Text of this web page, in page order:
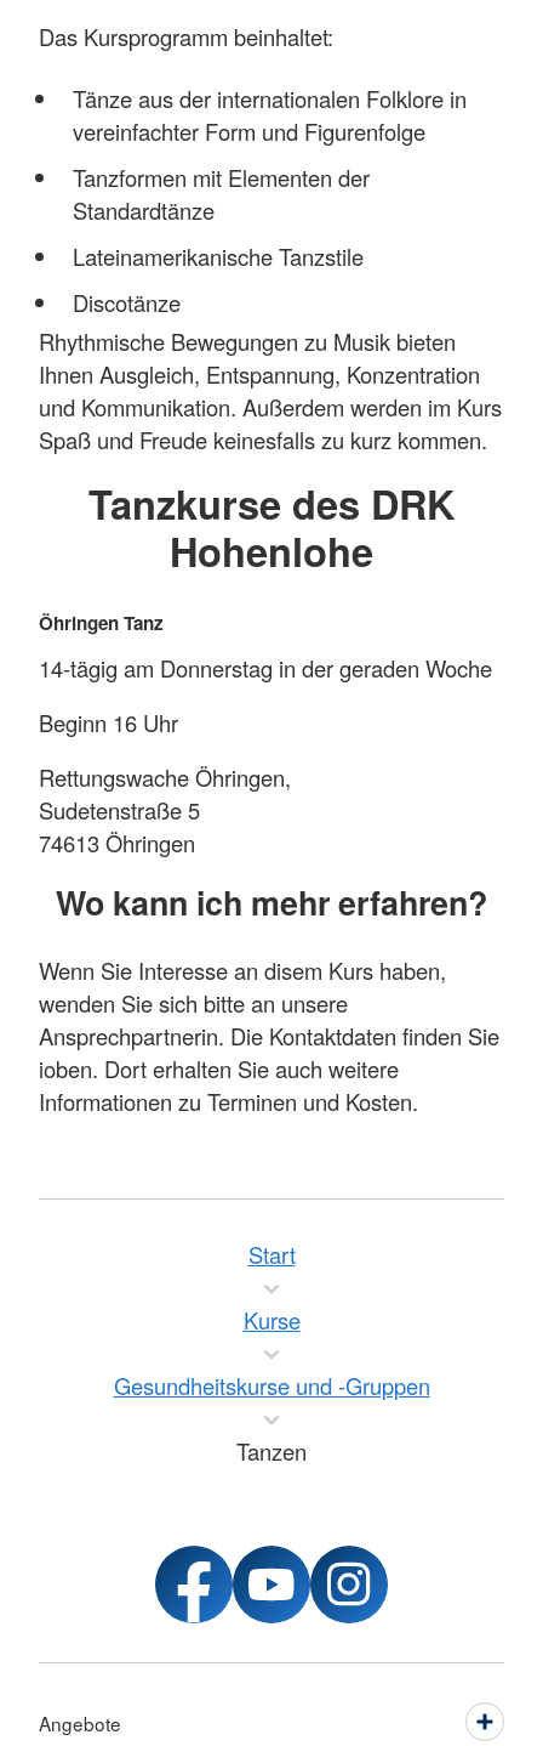
Das Kursprogramm beinhaltet:
Tänze aus der internationalen Folklore in
vereinfachter Form und Figurenfolge
Tanzformen mit Elementen der
Standardtänze
Lateinamerikanische Tanzstile
Discotänze
Rhythmische Bewegungen zu Musik bieten
Ihnen Ausgleich, Entspannung, Konzentration
und Kommunikation. Außerdem werden im Kurs
Spaß und Freude keinesfalls zu kurz kommen.
Tanzkurse des DRK
Hohenlohe
Öhringen Tanz
14-tägig am Donnerstag in der geraden Woche
Beginn 16 Uhr
Rettungswache Öhringen,
Sudetenstraße 5
74613 Öhringen
Wo kann ich mehr erfahren?
Wenn Sie Interesse an disem Kurs haben,
wenden Sie sich bitte an unsere
Ansprechpartnerin. Die Kontaktdaten finden Sie
ioben. Dort erhalten Sie auch weitere
Informationen zu Terminen und Kosten.
Start
Kurse
Gesundheitskurse und -Gruppen
Tanzen
Angebote